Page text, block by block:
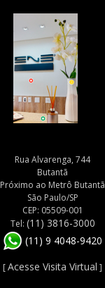
Rua Alvarenga, 744
Butantã
Próximo ao Metrô Butantã
São Paulo/SP
CEP: 05509-001
Tel: (11) 3816-3000
(11) 9 4048-9420
[Acesse Visita Virtual ]